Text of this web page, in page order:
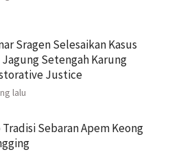
Sragen Selesaikan Kasus
Setengah Karung
Justice
lalu
Sebaran Apem Keong